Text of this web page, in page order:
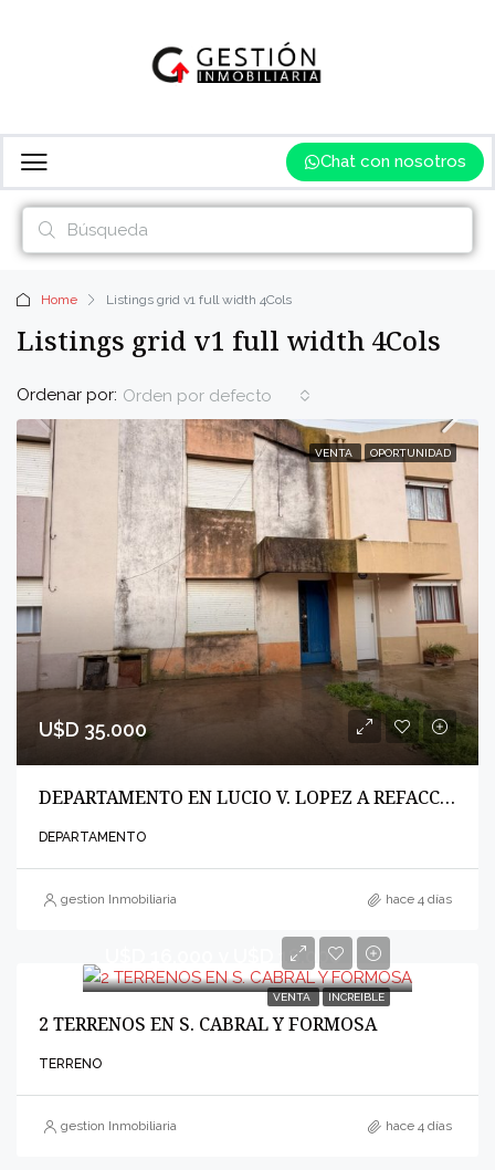
Chat con nosotros
Home Listings grid v1 full width 4Cols
Listings grid v1 full width 4Cols
Ordenar por: Orden por defecto
VENTA OPORTUNIDAD
U$D 35.000
DEPARTAMENTO EN LUCIO V. LOPEZ A REFACCIONAR
DEPARTAMENTO
gestion Inmobiliaria hace 4 días
VENTA INCREIBLE
U$D 16.000 y U$D 18.000
2 TERRENOS EN S. CABRAL Y FORMOSA
TERRENO
gestion Inmobiliaria hace 4 días